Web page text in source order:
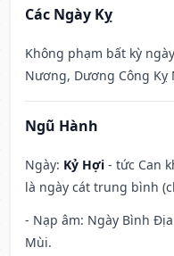
Các Ngày Kỵ
Không phạm bất kỳ
Nương, Dương Công Kỵ
Ngũ Hành
Ngày: Kỷ Hợi - tức Can
là ngày cát trung bình
- Nạp âm: Ngày Bình
Mùi.